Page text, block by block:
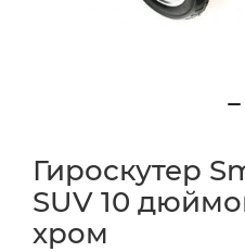
Гироскутер
SUV 10
хром